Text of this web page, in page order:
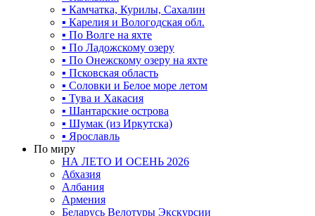
▪ Камчатка, Курилы, Сахалин
▪ Карелия и Вологодская обл.
▪ По Волге на яхте
▪ По Ладожскому озеру
▪ По Онежскому озеру на яхте
▪ Псковская область
▪ Соловки и Белое море летом
▪ Тува и Хакасия
▪ Шантарские острова
▪ Шумак (из Иркутска)
▪ Ярославль
По миру
НА ЛЕТО И ОСЕНЬ 2026
Абхазия
Албания
Армения
Беларусь Велотуры Экскурсии